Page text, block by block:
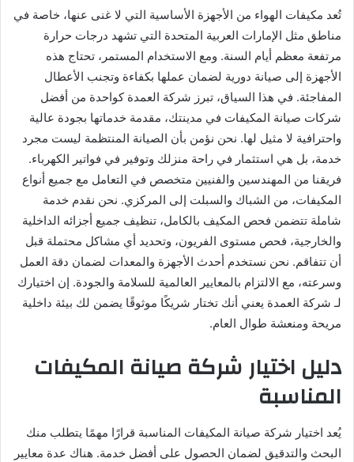
تُعد مكيفات الهواء من الأجهزة الأساسية التي لا غنى عنها، خاصة في
مناطق مثل الإمارات العربية المتحدة التي تشهد درجات حرارة
مرتفعة معظم أيام السنة. ومع الاستخدام المستمر، تحتاج هذه
الأجهزة إلى صيانة دورية لضمان عملها بكفاءة وتجنب الأعطال
المفاجئة. في هذا السياق، تبرز شركة العمدة كواحدة من أفضل
شركات صيانة المكيفات في مدينتك، مقدمة خدماتها بجودة عالية
واحترافية لا مثيل لها. نحن نؤمن بأن الصيانة المنتظمة ليست مجرد
خدمة، بل هي استثمار في راحة منزلك وتوفير في فواتير الكهرباء.
فريقنا من المهندسين والفنيين متخصص في التعامل مع جميع أنواع
المكيفات، من الشباك والسبلت إلى المركزي. نحن نقدم خدمة
شاملة تتضمن فحص المكيف بالكامل، تنظيف جميع أجزائه الداخلية
والخارجية، فحص مستوى الفريون، وتحديد أي مشاكل محتملة قبل
أن تتفاقم. نحن نستخدم أحدث الأجهزة والمعدات لضمان دقة العمل
وسرعته، مع الالتزام بالمعايير العالمية للسلامة والجودة. إن اختيارك
لـ شركة العمدة يعني أنك تختار شريكًا موثوقًا يضمن لك بيئة داخلية
مريحة ومنعشة طوال العام.
دليل اختيار شركة صيانة المكيفات
المناسبة
يُعد اختيار شركة صيانة المكيفات المناسبة قرارًا مهمًا يتطلب منك
البحث والتدقيق لضمان الحصول على أفضل خدمة. هناك عدة معايير